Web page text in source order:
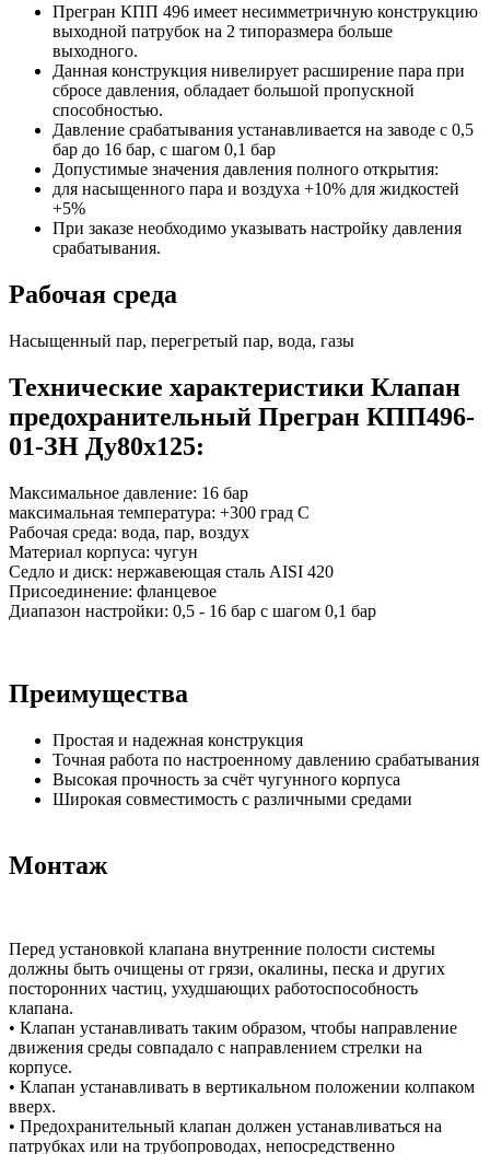
Прегран КПП 496 имеет несимметричную конструкцию
выходной патрубок на 2 типоразмера больше
выходного.
Данная конструкция нивелирует расширение пара при
сбросе давления, обладает большой пропускной
способностью.
Давление срабатывания устанавливается на заводе с 0,5
бар до 16 бар, с шагом 0,1 бар
Допустимые значения давления полного открытия:
для насыщенного пара и воздуха +10% для жидкостей
+5%
При заказе необходимо указывать настройку давления
срабатывания.
Рабочая среда
Насыщенный пар, перегретый пар, вода, газы
Технические характеристики Клапан
предохранительный Прегран КПП496-
01-ЗН Ду80х125:
Максимальное давление: 16 бар
максимальная температура: +300 град С
Рабочая среда: вода, пар, воздух
Материал корпуса: чугун
Седло и диск: нержавеющая сталь AISI 420
Присоединение: фланцевое
Диапазон настройки: 0,5 - 16 бар с шагом 0,1 бар
Преимущества
Простая и надежная конструкция
Точная работа по настроенному давлению срабатывания
Высокая прочность за счёт чугунного корпуса
Широкая совместимость с различными средами
Монтаж
Перед установкой клапана внутренние полости системы
должны быть очищены от грязи, окалины, песка и других
посторонних частиц, ухудшающих работоспособность
клапана.
• Клапан устанавливать таким образом, чтобы направление
движения среды совпадало с направлением стрелки на
корпусе.
• Клапан устанавливать в вертикальном положении колпаком
вверх.
• Предохранительный клапан должен устанавливаться на
патрубках или на трубопроводах, непосредственно